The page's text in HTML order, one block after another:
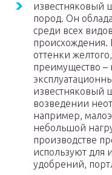
известняковый
пород. Он
среди всех
происхождения.
оттенки
преимущество –
известняковый
возведении
например,
небольшой
производстве
используют для
удобрений,